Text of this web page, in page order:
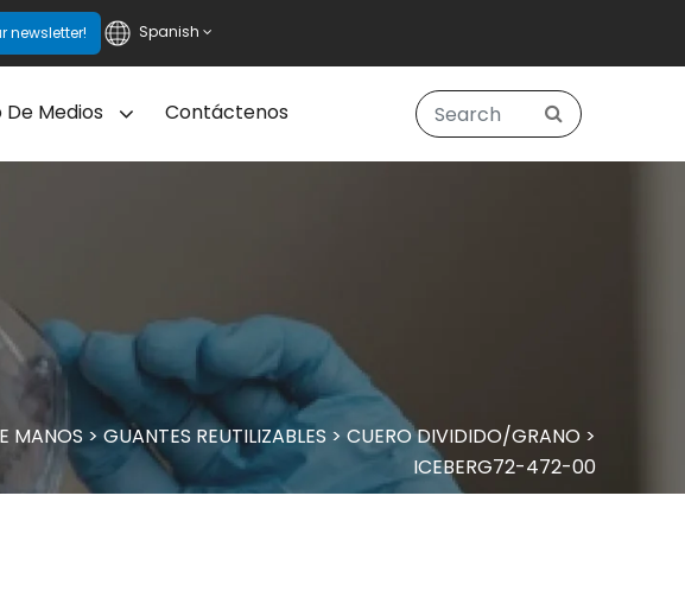
newsletter! Spanish
Medios Contáctenos
MANOS > GUANTES REUTILIZABLES > CUERO DIVIDIDO/GRANO >
ICEBERG72-472-00